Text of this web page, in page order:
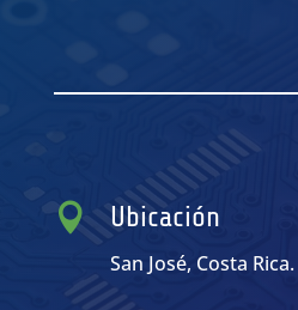
 Ubicación
San José, Costa Rica.